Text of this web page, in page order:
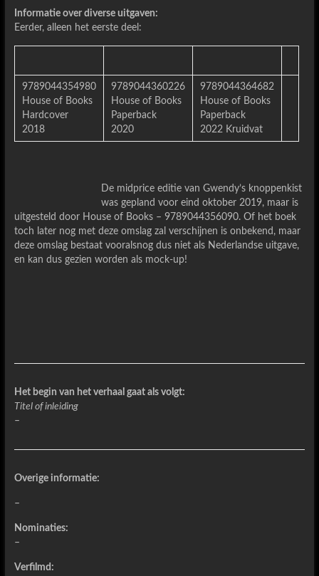
Informatie over diverse uitgaven:
Eerder, alleen het eerste deel:
9789044354980
House of Books
Hardcover
2018
9789044360226
House of Books
Paperback
2020
9789044364682
House of Books
Paperback
2022 Kruidvat
De midprice editie van Gwendy’s knoppenkist
was gepland voor eind oktober 2019, maar is
uitgesteld door House of Books – 9789044356090. Of het boek
toch later nog met deze omslag zal verschijnen is onbekend, maar
deze omslag bestaat vooralsnog dus niet als Nederlandse uitgave,
en kan dus gezien worden als mock-up!
Het begin van het verhaal gaat als volgt:
Titel of inleiding
–
Overige informatie:
–
Nominaties:
–
Verfilmd: